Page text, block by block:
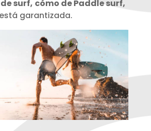
surf, cómo de Paddle surf,
garantizada.